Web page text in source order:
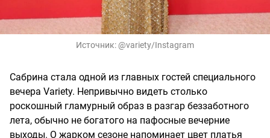
Источник: @variety/Instagram
Сабрина стала одной из главных гостей специального
вечера Variety. Непривычно видеть столько
роскошный гламурный образ в разгар беззаботного
лета, обычно не богатого на пафосные вечерние
выходы. О жарком сезоне напоминает цвет платья